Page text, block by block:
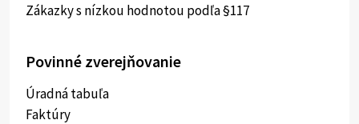
Zákazky s nízkou hodnotou podľa §117
Povinné zverejňovanie
Úradná tabuľa
Faktúry